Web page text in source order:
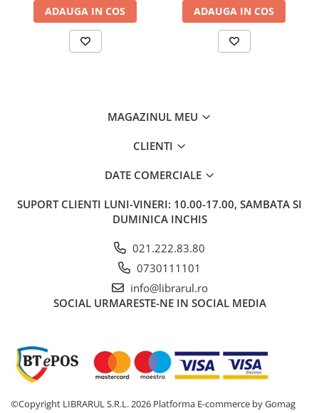
Filosofie, Stiinte
Gastronomie
Alimentatie vegetariana
Ghiduri de calatorie, harti
Carti de colorat pentru adulti
Cursuri universitare
Istorie
Biografii, memorii si jurnale
ADAUGA IN COS ADAUGA IN COS
MAGAZINUL MEU
CLIENTI
DATE COMERCIALE
SUPORT CLIENTI LUNI-VINERI: 10.00-17.00, SAMBATA SI
DUMINICA INCHIS
021.222.83.80
0730111101
info@librarul.ro
SOCIAL URMARESTE-NE IN SOCIAL MEDIA
©Copyright LIBRARUL S.R.L. 2026 Platforma E-commerce by Gomag